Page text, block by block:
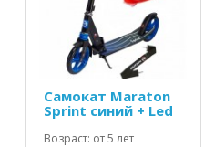
Самокат Maraton
Sprint синий + Led
фонарик
Возраст: от 5 лет